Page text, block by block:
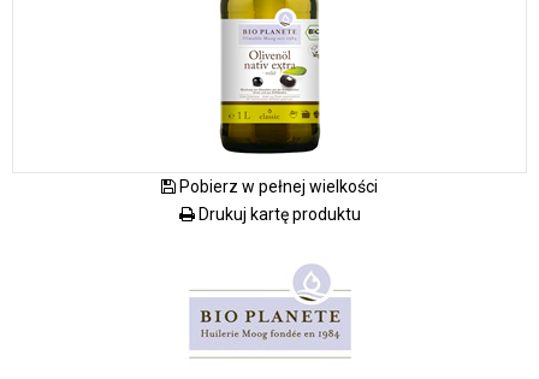
Pobierz w pełnej wielkości
Drukuj kartę produktu